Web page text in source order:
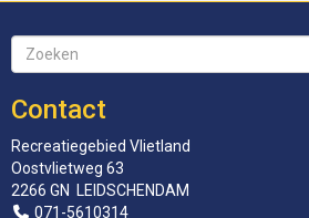
Contact
Recreatiegebied Vlietland
Oostvlietweg 63
2266 GN LEIDSCHENDAM
071-5610314